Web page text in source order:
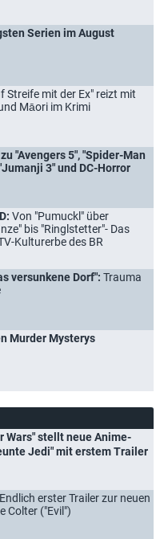
Serien im August
Streife mit der Ex" reizt mit
Māori im Krimi
"Avengers 5", "Spider-Man
3" und DC-Horror
Von "Pumuckl" über
bis "Ringlstetter"- Das
Kulturerbe des BR
versunkene Dorf": Trauma
Murder Mysterys
Wars" stellt neue Anime-
Jedi" mit erstem Trailer
Endlich erster Trailer zur neuen
Colter ("Evil")